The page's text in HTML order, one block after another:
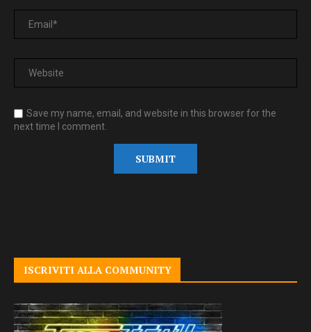
Save my name, email, and website in this browser for the
next time I comment.
ISCRIVITI ALLA COMMUNITY